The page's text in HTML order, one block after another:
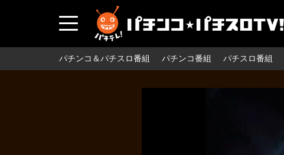
パチンコ＆パチスロ番組 パチンコ番組 パチスロ番組